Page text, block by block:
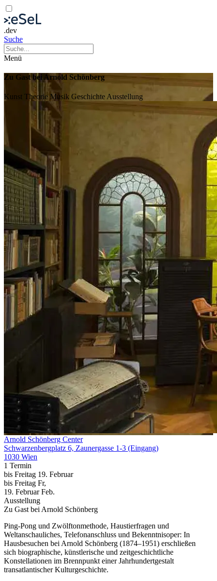
.dev
Suche
Menü
Zu Gast bei Arnold Schönberg
Kunst Theorie Musik Geschichte Ausstellung
Arnold Schönberg Center
Schwarzenbergplatz 6, Zaunergasse 1-3 (Eingang)
1030 Wien
1 Termin
bis Freitag 19. Februar
bis Freitag Fr,
19. Februar Feb.
Ausstellung
Zu Gast bei Arnold Schönberg
Ping-Pong und Zwölftonmethode, Haustierfragen und
Weltanschauliches, Telefonanschluss und Bekenntnisoper: In
Hausbesuchen bei Arnold Schönberg (1874–1951) erschließen
sich biographische, künstlerische und zeitgeschichtliche
Konstellationen im Brennpunkt einer Jahrhundertgestalt
transatlantischer Kulturgeschichte.